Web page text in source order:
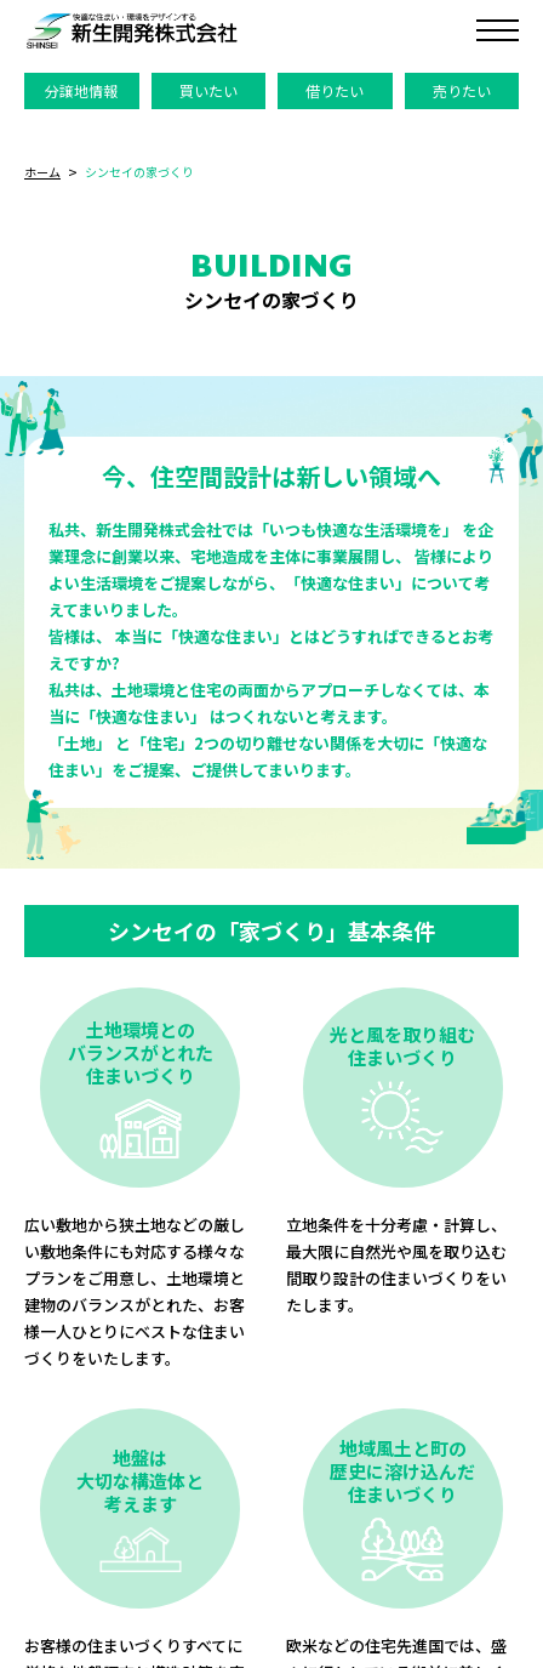
分譲地情報 買いたい 借りたい 売りたい
ホーム シンセイの家づくり
BUILDING
シンセイの家づくり
今、住空間設計は新しい領域へ
私共、新生開発株式会社では「いつも快適な生活環境を」 を企
業理念に創業以来、 宅地造成を主体に事業展開し、 皆様により
よい生活環境をご提案しながら、
「快適な住まい」について考
えてまいりました。
皆様は、 本当に「快適な住まい」とはどうすればできるとお考
えですか?
私共は、土地環境と住宅の両面からアプローチしなくては、 本
当に「快適な住まい」 はつくれないと考えます。
「土地」 と「住宅」2つの切り離せない関係を大切に「快適な
住まい」 をご提案、ご提供してまいります。
シンセイの「家づくり」基本条件
土地環境との
バランスがとれた
住まいづくり
広い敷地から狭土地などの厳し
い敷地条件にも対応する様々な
プランをご用意し、土地環境と
建物のバランスがとれた、お客
様一人ひとりにベストな住まい
づくりをいたします。
光と風を取り組む
住まいづくり
立地条件を十分考慮・計算し、
最大限に自然光や風を取り込む
間取り設計の住まいづくりをい
たします。
地盤は
大切な構造体と
考えます
お客様の住まいづくりすべてに
地域風土と町の
歴史に溶け込んだ
住まいづくり
欧米などの住宅先進国では、盛